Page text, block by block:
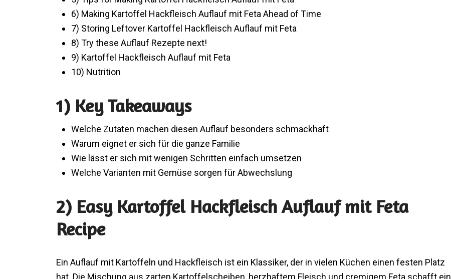
6) Making Kartoffel Hackfleisch Auflauf mit Feta Ahead of Time
7) Storing Leftover Kartoffel Hackfleisch Auflauf mit Feta
8) Try these Auflauf Rezepte next!
9) Kartoffel Hackfleisch Auflauf mit Feta
10) Nutrition
1) Key Takeaways
Welche Zutaten machen diesen Auflauf besonders schmackhaft
Warum eignet er sich für die ganze Familie
Wie lässt er sich mit wenigen Schritten einfach umsetzen
Welche Varianten mit Gemüse sorgen für Abwechslung
2) Easy Kartoffel Hackfleisch Auflauf mit Feta
Recipe
Ein Auflauf mit Kartoffeln und Hackfleisch ist ein Klassiker, der in vielen Küchen einen festen Platz
hat. Die Mischung aus zarten Kartoffelscheiben, herzhaftem Fleisch und cremigem Feta schafft ein